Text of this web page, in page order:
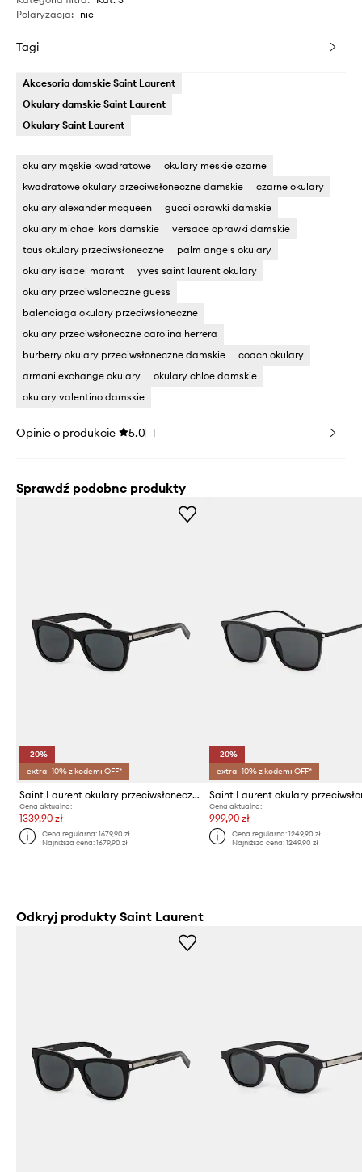
Polaryzacja: nie
Tagi
Akcesoria damskie Saint Laurent
Okulary damskie Saint Laurent
Okulary Saint Laurent
okulary męskie kwadratowe
okulary meskie czarne
kwadratowe okulary przeciwsłoneczne damskie
czarne okulary
okulary alexander mcqueen
gucci oprawki damskie
okulary michael kors damskie
versace oprawki damskie
tous okulary przeciwsłoneczne
palm angels okulary
okulary isabel marant
yves saint laurent okulary
okulary przeciwsloneczne guess
balenciaga okulary przeciwsłoneczne
okulary przeciwsłoneczne carolina herrera
burberry okulary przeciwsłoneczne damskie
coach okulary
armani exchange okulary
okulary chloe damskie
okulary valentino damskie
Opinie o produkcie 5.0 1
Sprawdź podobne produkty
-20%
extra -10% z kodem: OFF*
Saint Laurent okulary przeciwsłoneczne
Cena aktualna:
1339,90 zł
Cena regularna:1679,90 zł
Najniższa cena:1679,90 zł
-20%
extra -10% z kodem: OFF*
Cena aktualna:
999,90 zł
Cena regularna: 1249,90 zł
Najniższa cena: 1249,90 zł
Odkryj produkty Saint Laurent